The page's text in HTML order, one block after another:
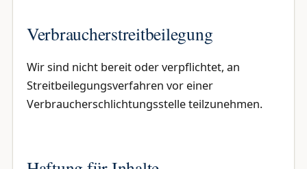
Verbraucherstreitbeilegung
Wir sind nicht bereit oder verpflichtet, an
Streitbeilegungsverfahren vor einer
Verbraucherschlichtungsstelle teilzunehmen.